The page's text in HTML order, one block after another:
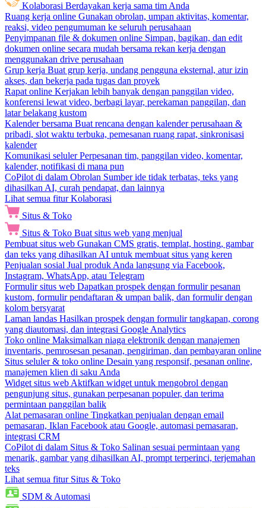
Kolaborasi Berdayakan kerja sama tim Anda
Ruang kerja online Gunakan obrolan, umpan aktivitas, komentar,
reaksi, video pengumuman ke seluruh perusahaan
Penyimpanan file & dokumen online Simpan, bagikan, dan edit
dokumen online secara mudah bersama rekan kerja dengan
menggunakan drive perusahaan
Grup kerja Buat grup kerja, undang pengguna eksternal, atur izin
akses, dan bekerja pada tugas dan proyek
Rapat online Kerjakan lebih banyak dengan panggilan video,
konferensi lewat video, berbagi layar, perekaman panggilan, dan
latar belakang kustom
Kalender bersama Buat rencana dengan kalender perusahaan &
pribadi, slot waktu terbuka, pemesanan ruang rapat, sinkronisasi
kalender
Komunikasi seluler Perpesanan tim, panggilan video, komentar,
kalender, notifikasi di mana pun
CoPilot di dalam Obrolan Sumber ide tidak terbatas, teks yang
dihasilkan AI, curah pendapat, dan lainnya
Lihat semua fitur Kolaborasi
Situs & Toko
Situs & Toko Buat situs web yang menjual
Pembuat situs web Gunakan CMS gratis, templat, hosting, gambar
dan teks yang dihasilkan AI untuk membuat situs yang keren
Penjualan sosial Jual produk Anda langsung via Facebook,
Instagram, WhatsApp, atau Telegram
Formulir situs web Dapatkan prospek dengan formulir pesanan
kustom, formulir pendaftaran & umpan balik, dan formulir dengan
kolom bersyarat
Laman landas Hasilkan prospek dengan formulir tangkapan, corong
yang diautomasi, dan integrasi Google Analytics
Toko online Maksimalkan niaga elektronik dengan manajemen
inventaris, pemrosesan pesanan, pengiriman, dan pembayaran online
Situs seluler & toko online Desain yang responsif, pesanan online,
manajemen klien di saku Anda
Widget situs web Aktifkan widget untuk mengobrol dengan
pengunjung situs, gunakan perpesanan populer, dan terima
permintaan panggilan balik
Alat pemasaran online Tingkatkan penjualan dengan email
pemasaran, Iklan Facebook atau Google, automasi pemasaran,
integrasi CRM
CoPilot di dalam Situs & Toko Salinan sesuai permintaan yang
menarik, gambar yang dihasilkan AI, prompt terperinci, terjemahan
teks
Lihat semua fitur Situs & Toko
SDM & Automasi